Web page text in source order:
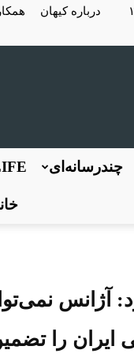
درباره کیهان
چندرسانه‌ای
آژانس
ایران را